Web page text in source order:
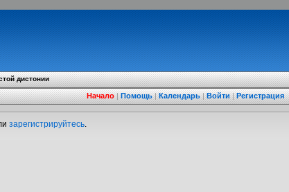
дистонии
Начало|Помощь|Календарь|Войти|Регистрация
зарегистрируйтесь.